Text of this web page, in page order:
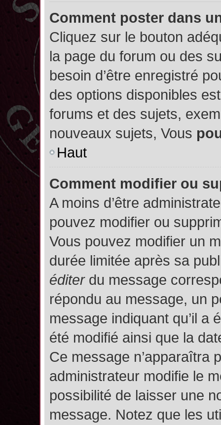
Comment poster dans
Cliquez sur le bouton
la page du forum ou des
besoin d’être enregistré
des options disponibles
forums et des sujets,
nouveaux sujets, Vous
Haut
Comment modifier ou
A moins d’être
pouvez modifier ou
Vous pouvez modifier un
durée limitée après sa
éditerdu message
répondu au message, un
message indiquant qu’il a
été modifié ainsi que la
Ce message n’apparaîtra
administrateur modifie le
possibilité de laisser une
message. Notez que les